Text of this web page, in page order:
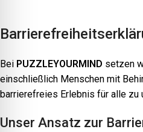
Bei PUZZLEYOURMIND setzen
einschließlich Menschen mit
barrierefreies Erlebnis für alle zu
Unser Ansatz zur